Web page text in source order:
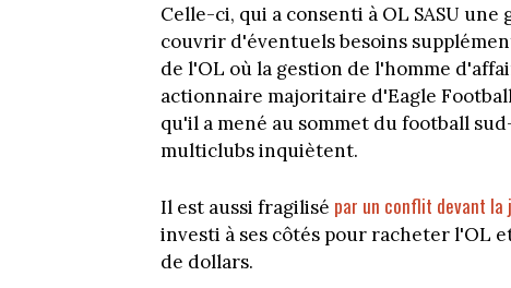
Celle-ci, qui a consenti à OL SASU
couvrir d'éventuels besoins
de l'OL où la gestion de l'homme
actionnaire majoritaire d'Eagle
qu'il a mené au sommet du football
multiclubs inquiètent.
Il est aussi fragilisé par un conflit devant la
investi à ses côtés pour racheter l'OL
de dollars.